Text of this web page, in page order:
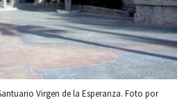
Virgen de la Esperanza. Foto por